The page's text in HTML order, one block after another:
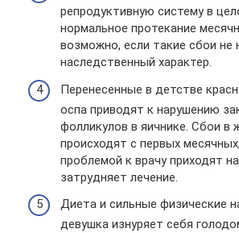
репродуктивную систему в
нормальное протекание
возможно, если такие сбои не
наследственный характер.
Перенесенные в детстве
оспа приводят к нарушению
фолликулов в яичнике. Сбои в
происходят с первых
проблемой к врачу приходят
затрудняет лечение.
Диета и сильные физические
девушка изнуряет себя